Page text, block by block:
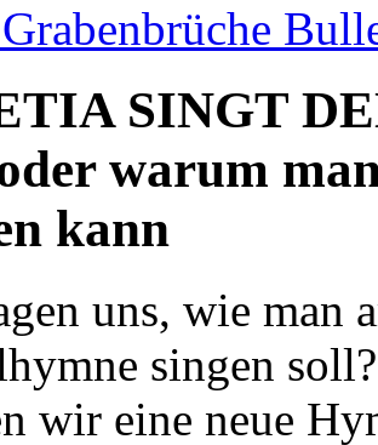
SINGT
warum
kann
uns, wie man
singen
wir eine neue